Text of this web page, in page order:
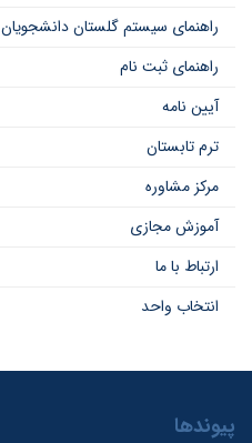
راهنمای سیستم گلستان دانشجویان
راهنمای ثبت نام
آیین نامه
ترم تابستان
مرکز مشاوره
آموزش مجازی
ارتباط با ما
انتخاب واحد
پیوندها